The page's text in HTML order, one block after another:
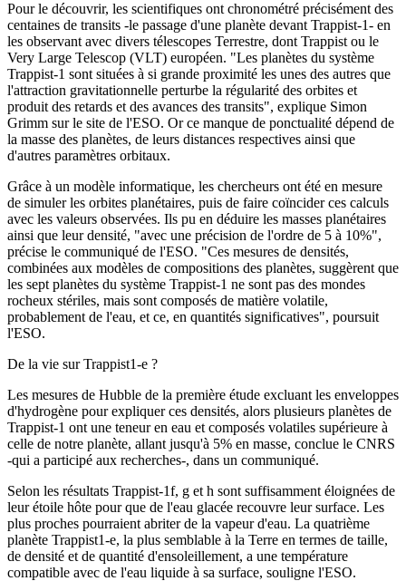
Pour le découvrir, les scientifiques ont chronométré précisément des
centaines de transits -le passage d'une planète devant Trappist-1- en
les observant avec divers télescopes Terrestre, dont Trappist ou le
Very Large Telescop (VLT) européen. "Les planètes du système
Trappist-1 sont situées à si grande proximité les unes des autres que
l'attraction gravitationnelle perturbe la régularité des orbites et
produit des retards et des avances des transits", explique Simon
Grimm sur le site de l'ESO. Or ce manque de ponctualité dépend de
la masse des planètes, de leurs distances respectives ainsi que
d'autres paramètres orbitaux.
Grâce à un modèle informatique, les chercheurs ont été en mesure
de simuler les orbites planétaires, puis de faire coïncider ces calculs
avec les valeurs observées. Ils pu en déduire les masses planétaires
ainsi que leur densité, "avec une précision de l'ordre de 5 à 10%",
précise le communiqué de l'ESO. "Ces mesures de densités,
combinées aux modèles de compositions des planètes, suggèrent que
les sept planètes du système Trappist-1 ne sont pas des mondes
rocheux stériles, mais sont composés de matière volatile,
probablement de l'eau, et ce, en quantités significatives", poursuit
l'ESO.
De la vie sur Trappist1-e ?
Les mesures de Hubble de la première étude excluant les enveloppes
d'hydrogène pour expliquer ces densités, alors plusieurs planètes de
Trappist-1 ont une teneur en eau et composés volatiles supérieure à
celle de notre planète, allant jusqu'à 5% en masse, conclue le CNRS
-qui a participé aux recherches-, dans un communiqué.
Selon les résultats Trappist-1f, g et h sont suffisamment éloignées de
leur étoile hôte pour que de l'eau glacée recouvre leur surface. Les
plus proches pourraient abriter de la vapeur d'eau. La quatrième
planète Trappist1-e, la plus semblable à la Terre en termes de taille,
de densité et de quantité d'ensoleillement, a une température
compatible avec de l'eau liquide à sa surface, souligne l'ESO.